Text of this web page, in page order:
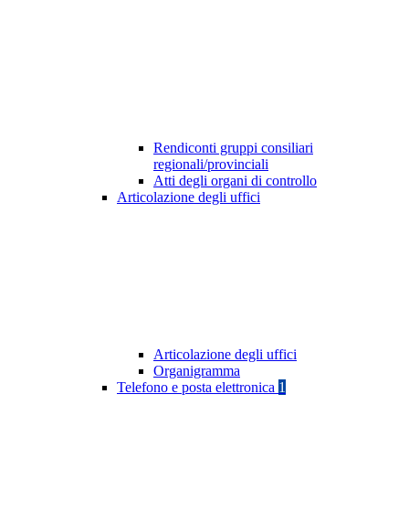
Rendiconti gruppi consiliari
regionali/provinciali
Atti degli organi di controllo
Articolazione degli uffici
Articolazione degli uffici
Organigramma
Telefono e posta elettronica 1